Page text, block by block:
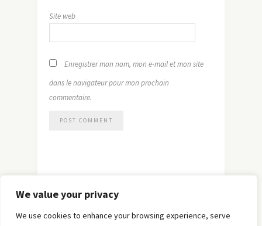
We value your privacy
We use cookies to enhance your browsing experience, serve
Site web
Enregistrer mon nom, mon e-mail et mon site
dans le navigateur pour mon prochain
commentaire.